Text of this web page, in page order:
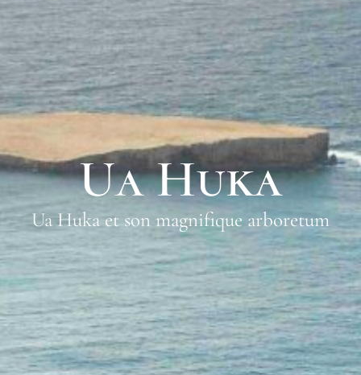
Ua Huka
Ua Huka et son magnifique arboretum